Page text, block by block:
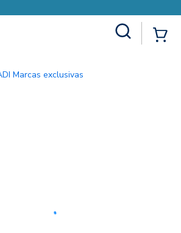
ADI Marcas exclusivas